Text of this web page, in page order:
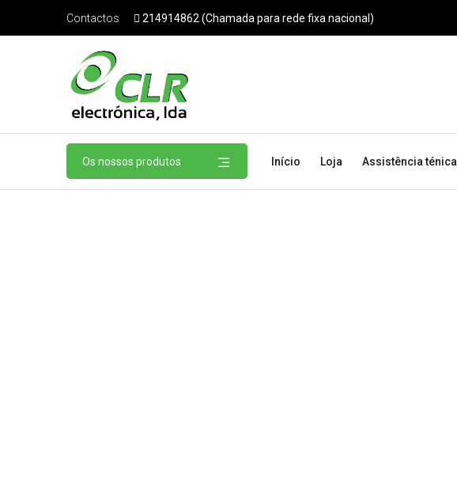
Contactos 214914862 (Chamada para rede fixa nacional)
Os nossos produtos Início Loja Assistência ténica